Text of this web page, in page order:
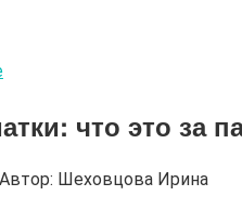
что это за
Автор: Шеховцова Ирина